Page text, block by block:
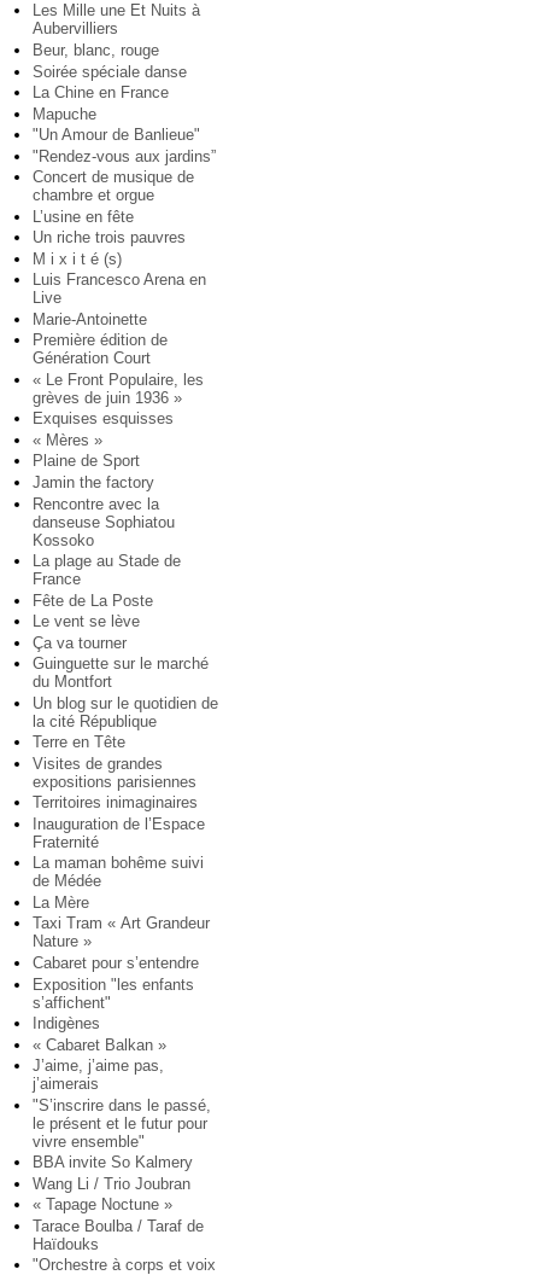
Les Mille une Et Nuits à
Aubervilliers
Beur, blanc, rouge
Soirée spéciale danse
La Chine en France
Mapuche
"Un Amour de Banlieue"
"Rendez-vous aux jardins”
Concert de musique de
chambre et orgue
L’usine en fête
Un riche trois pauvres
M i x i t é (s)
Luis Francesco Arena en
Live
Marie-Antoinette
Première édition de
Génération Court
« Le Front Populaire, les
grèves de juin 1936 »
Exquises esquisses
« Mères »
Plaine de Sport
Jamin the factory
Rencontre avec la
danseuse Sophiatou
Kossoko
La plage au Stade de
France
Fête de La Poste
Le vent se lève
Ça va tourner
Guinguette sur le marché
du Montfort
Un blog sur le quotidien de
la cité République
Terre en Tête
Visites de grandes
expositions parisiennes
Territoires inimaginaires
Inauguration de l’Espace
Fraternité
La maman bohême suivi
de Médée
La Mère
Taxi Tram « Art Grandeur
Nature »
Cabaret pour s’entendre
Exposition "les enfants
s’affichent"
Indigènes
« Cabaret Balkan »
J’aime, j’aime pas,
j’aimerais
"S’inscrire dans le passé,
le présent et le futur pour
vivre ensemble"
BBA invite So Kalmery
Wang Li / Trio Joubran
« Tapage Noctune »
Tarace Boulba / Taraf de
Haïdouks
"Orchestre à corps et voix